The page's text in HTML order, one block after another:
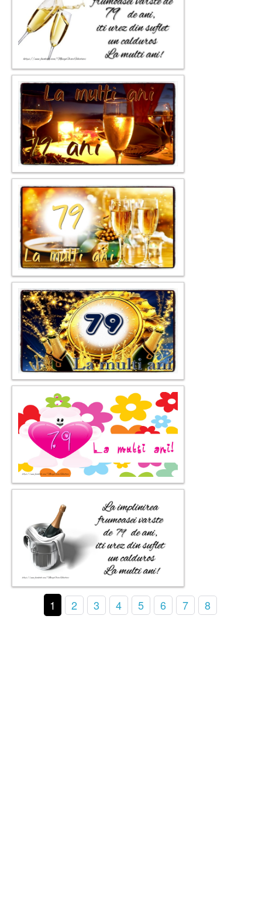
1 2 3 4 5 6 7 8